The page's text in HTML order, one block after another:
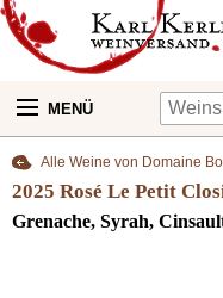
MENÜ
Alle Weine von Domaine
2025 Rosé Le Petit
Grenache, Syrah,